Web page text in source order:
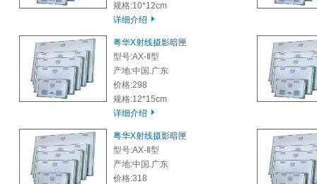
规格:10*12cm
详细介绍
粤华X射线摄影暗匣
型号:AX-Ⅱ型
产地:中国.广东
价格:298
规格:12*15cm
详细介绍
粤华X射线摄影暗匣
型号:AX-Ⅱ型
产地:中国.广东
价格:318